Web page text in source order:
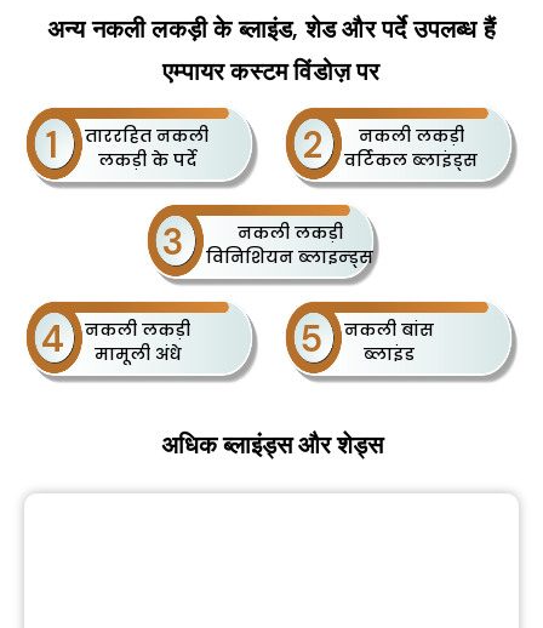
अन्य नकली लकड़ी के ब्लाइंड, शेड और पर्दे उपलब्ध हैं
एम्पायर कस्टम विंडोज़ पर
1
ताररहित नकली
लकड़ी के पर्दे
2
नकली लकड़ी
वर्टिकल ब्लाइंड्स
3
नकली लकड़ी
विनिशियन ब्लाइन्ड्स
4
नकली लकड़ी
मामूली अंधे
5
नकली बांस
ब्लाइंड
अधिक ब्लाइंड्स और शेड्स